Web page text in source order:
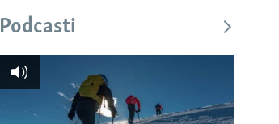
Podcasti